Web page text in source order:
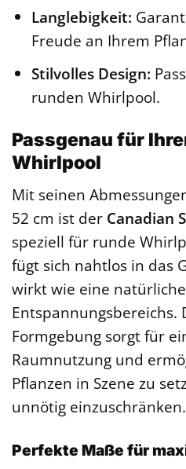
Langlebigkeit:
Freude an Ihrem
Stilvolles Design:
runden Whirlpool.
Passgenau für
Whirlpool
Mit seinen
52 cm ist der Canadian
speziell für runde
fügt sich nahtlos in das
wirkt wie eine
Entspannungsbereichs.
Formgebung sorgt für
Raumnutzung und
Pflanzen in Szene zu
unnötig einzuschränken.
Perfekte Maße für